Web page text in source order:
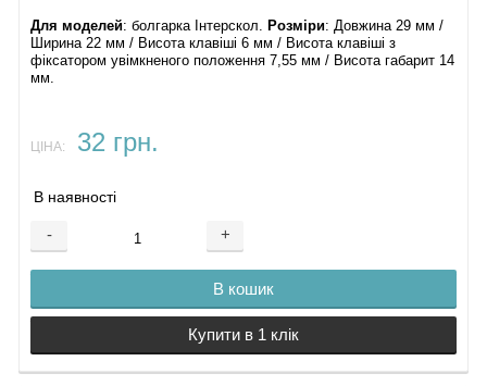
Для моделей: болгарка Інтерскол. Розміри: Довжина 29 мм /
Ширина 22 мм / Висота клавіші 6 мм / Висота клавіші з
фіксатором увімкненого положення 7,55 мм / Висота габарит 14
мм.
ЦІНА: 32 грн.
В наявності
- +
В кошик
Купити в 1 клік